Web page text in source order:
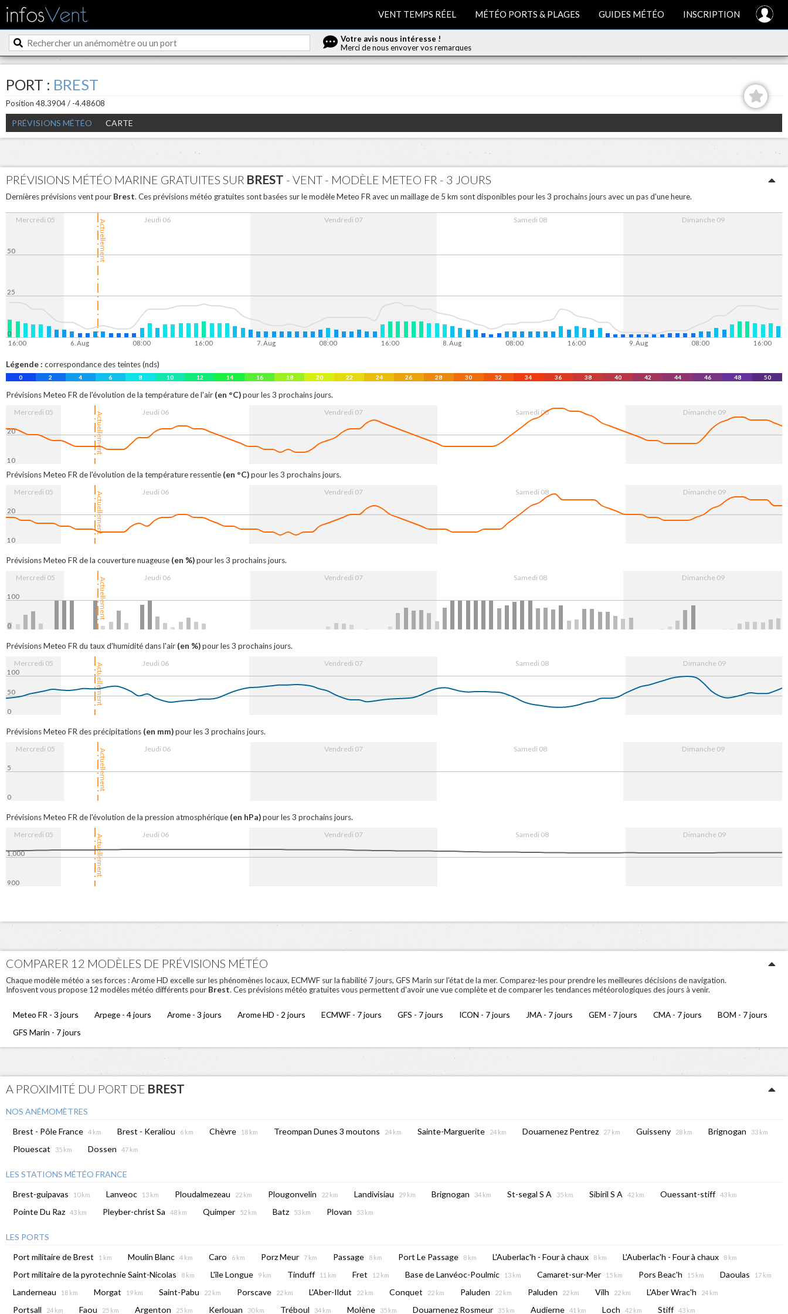
VENT TEMPS RÉEL MÉTÉO PORTS & PLAGES GUIDES MÉTÉO INSCRIPTION
Votre avis nous intéresse !
Merci de nous envoyer vos remarques
PORT : BREST
Position 48.3904 / -4.48608
PRÉVISIONS MÉTÉO CARTE
PRÉVISIONS MÉTÉO MARINE GRATUITES SUR BREST - VENT - MODÈLE METEO FR - 3 JOURS
Dernières prévisions vent pour Brest. Ces prévisions météo gratuites sont basées sur le modèle Meteo FR avec un maillage de 5 km sont disponibles pour les 3 prochains jours avec un pas d'une heure.
Actuellement
Mercredi 05 Jeudi 06 Vendredi 07 Samedi 08 Dimanche 09
16:00 6. Aug 08:00 16:00 7. Aug 08:00 16:00 8. Aug 08:00 16:00 9. Aug 08:00 16:00
0
25
50
Légende : correspondance des teintes (nds)
0 2 4 6 8 10 12 14 16 18 20 22 24 26 28 30 32 34 36 38 40 42 44 46 48 50
Prévisions Meteo FR de l'évolution de la température de l'air (en °C)pour les 3 prochains jours.
Actuellement
Mercredi 05 Jeudi 06 Vendredi 07 Samedi 08 Dimanche 09
10
20
Prévisions Meteo FR de l'évolution de la température ressentie (en °C)pour les 3 prochains jours.
Actuellement
Mercredi 05 Jeudi 06 Vendredi 07 Samedi 08 Dimanche 09
10
20
Prévisions Meteo FR de la couverture nuageuse (en %)pour les 3 prochains jours.
Actuellement
Mercredi 05 Jeudi 06 Vendredi 07 Samedi 08 Dimanche 09
0
100
Prévisions Meteo FR du taux d'humidité dans l'air (en %)pour les 3 prochains jours.
Actuellement
Mercredi 05 Jeudi 06 Vendredi 07 Samedi 08 Dimanche 09
0
50
100
Prévisions Meteo FR des précipitations (en mm)pour les 3 prochains jours.
Actuellement
Mercredi 05 Jeudi 06 Vendredi 07 Samedi 08 Dimanche 09
0
5
Prévisions Meteo FR de l'évolution de la pression atmosphérique (en hPa)pour les 3 prochains jours.
Actuellement
Mercredi 05 Jeudi 06 Vendredi 07 Samedi 08 Dimanche 09
900
1,000
COMPARER 12 MODÈLES DE PRÉVISIONS MÉTÉO
Chaque modèle météo a ses forces : Arome HD excelle sur les phénomènes locaux, ECMWF sur la fiabilité 7 jours, GFS Marin sur l'état de la mer. Comparez-les pour prendre les meilleures décisions de navigation.
Infosvent vous propose 12 modèles météo différents pour Brest. Ces prévisions météo gratuites vous permettent d'avoir une vue complète et de comparer les tendances météorologiques des jours à venir.
Meteo FR - 3 jours Arpege - 4 jours Arome - 3 jours Arome HD - 2 jours ECMWF - 7 jours GFS - 7 jours ICON - 7 jours JMA - 7 jours GEM - 7 jours CMA - 7 jours
BOM - 7 jours
GFS Marin - 7 jours
A PROXIMITÉ DU PORT DE BREST
NOS ANÉMOMÈTRES
Brest - Pôle France
4 km Brest - Keraliou 6 km Chèvre 18 km Treompan Dunes 3 moutons 24 km Sainte-Marguerite 24 km Douarnenez Pentrez 27 km Guisseny 28 km Brignogan 33 km
Plouescat 35 km Dossen 47 km
LES STATIONS MÉTÉO FRANCE
Brest-guipavas
10 km Lanveoc 13 km Ploudalmezeau 22 km Plougonvelin 22 km Landivisiau 29 km Brignogan 34 km St-segal S A 35 km Sibiril S A 42 km Ouessant-stiff 43 km
Pointe Du Raz 43 km Pleyber-christ Sa 48 km Quimper 52 km Batz 53 km Plovan 53 km
LES PORTS
Port militaire de Brest
1 km Moulin Blanc 4 km Caro 6 km Porz Meur 7 km Passage 8 km Port Le Passage 8 km L'Auberlac'h - Four à chaux 8 km L'Auberlac'h - Four à chaux 8 km
Port militaire de la pyrotechnie Saint-Nicolas 8 km L'île Longue 9 km Tinduff 11 km Fret 12 km Base de Lanvéoc-Poulmic 13 km Camaret-sur-Mer 15 km Pors Beac'h 15 km Daoulas 17 km
Landerneau 18 km Morgat 19 km Saint-Pabu 22 km Porscave 22 km L'Aber-Ildut 22 km Conquet 22 km Paluden 22 km Paluden 22 km Vilh 22 km L'Aber Wrac'h 24 km
Portsall 24 km Faou 25 km Argenton 25 km Kerlouan 30 km Tréboul 34 km Molène 35 km Douarnenez Rosmeur 35 km Audierne 41 km Loch 42 km Stiff 43 km